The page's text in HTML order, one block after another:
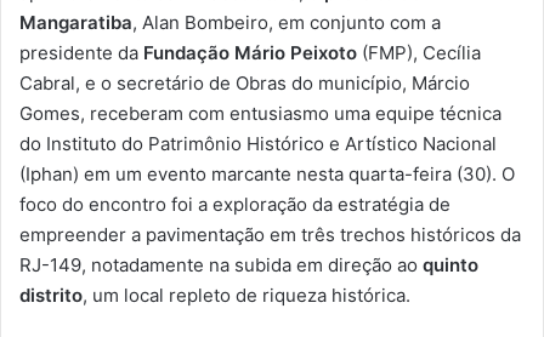
m
Mangaratiba, Alan Bombeiro, em conjunto com a
presidente da Fundação Mário Peixoto (FMP), Cecília
Cabral, e o secretário de Obras do município, Márcio
Gomes, receberam com entusiasmo uma equipe técnica
do Instituto do Patrimônio Histórico e Artístico Nacional
(Iphan) em um evento marcante nesta quarta-feira (30). O
foco do encontro foi a exploração da estratégia de
empreender a pavimentação em três trechos históricos da
RJ-149, notadamente na subida em direção ao quinto
distrito, um local repleto de riqueza histórica.